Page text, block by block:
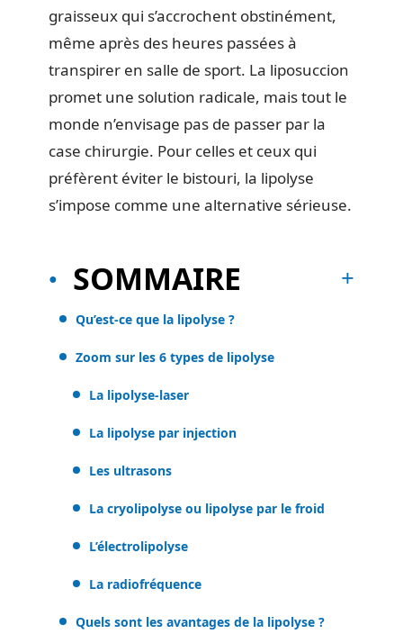
graisseux qui s’accrochent obstinément,
même après des heures passées à
transpirer en salle de sport. La liposuccion
promet une solution radicale, mais tout le
monde n’envisage pas de passer par la
case chirurgie. Pour celles et ceux qui
préfèrent éviter le bistouri, la lipolyse
s’impose comme une alternative sérieuse.
SOMMAIRE
Qu’est-ce que la lipolyse ?
Zoom sur les 6 types de lipolyse
La lipolyse-laser
La lipolyse par injection
Les ultrasons
La cryolipolyse ou lipolyse par le froid
L’électrolipolyse
La radiofréquence
Quels sont les avantages de la lipolyse ?